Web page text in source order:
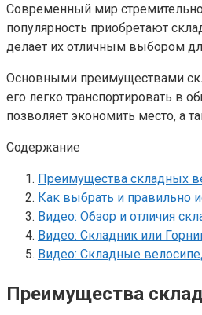
Современный мир
популярность приобретают
делает их отличным выбором
Основными преимуществами
его легко транспортировать в
позволяет экономить место, а
Содержание
Преимущества складных
Как выбрать и правильно
Видео: Обзор и отличия
Видео: Складник или
Видео: Складные
Преимущества